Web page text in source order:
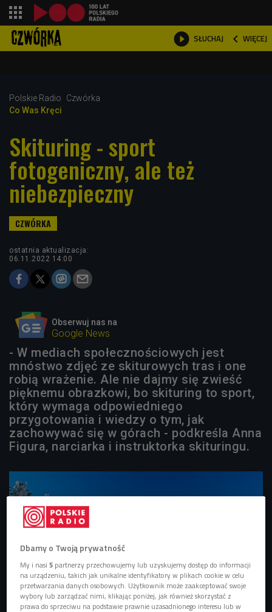
 SŁUCHAJ  WIĘCEJ

Polskie Radio
Czwórka
Co Was Kręci
Skituring - sport
fotogeniczny, ale też
niebezpieczny
ostatnia aktualizacja:
06.11.2022 14:00
Obserwuj nas na
Google News
- W mediach społecznościowych jest
mnóstwo zdjęć ze skiturowych tras i one
robią wrażenie. Ale nie dajmy się zwieść
pięknemu obrazkowi, bo skituring to sport,
który wymaga odpowiedniego
przygotowania i wiedzy o tym, jak
zachowywać się w górach - podkreśla Anna
Figura, narciarka i instruktorka skituringu.
Dbamy o Twoją prywatność
My i nasi5 partnerzy przechowujemy lub uzyskujemy dostęp do informacji
na urządzeniu, takich jak unikalne identyfikatory w plikach cookie w celu
przetwarzania danych osobowych. Użytkownik może zaakceptować swoje
wybory lub zarządzać nimi, klikając poniżej, jak również skorzystać z
prawa do sprzeciwu na podstawie prawnie uzasadnionego interesu lub w